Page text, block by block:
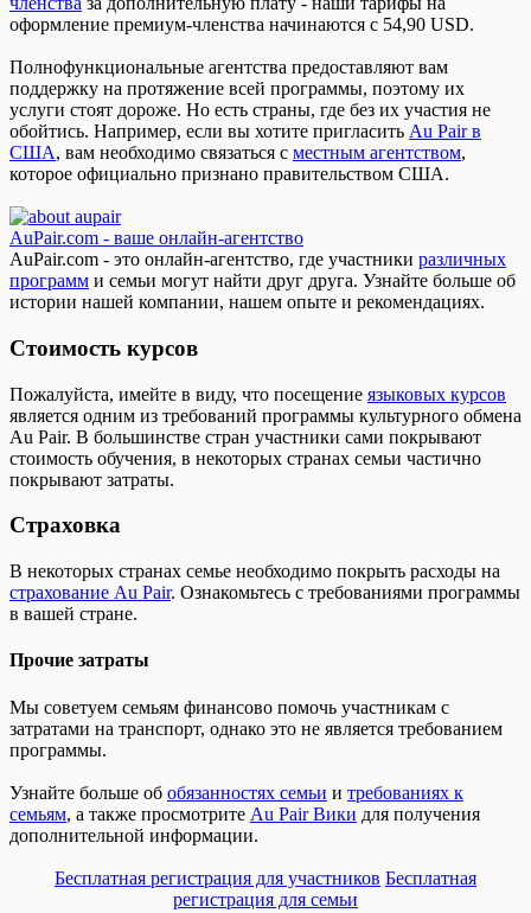
оформление премиум-членства начинаются с 54,90 USD.
Полнофункциональные агентства предоставляют вам
поддержку на протяжение всей программы, поэтому их
услуги стоят дороже. Но есть страны, где без их участия не
обойтись. Например, если вы хотите пригласить Au Pair в
США, вам необходимо связаться с местным агентством,
которое официально признано правительством США.
AuPair.com - ваше онлайн-агентство
AuPair.com - это онлайн-агентство, где участники различных
программ и семьи могут найти друг друга. Узнайте больше об
истории нашей компании, нашем опыте и рекомендациях.
Стоимость курсов
Пожалуйста, имейте в виду, что посещение языковых курсов
является одним из требований программы культурного обмена
Au Pair. В большинстве стран участники сами покрывают
стоимость обучения, в некоторых странах семьи частично
покрывают затраты.
Страховка
В некоторых странах семье необходимо покрыть расходы на
страхование Au Pair. Ознакомьтесь с требованиями программы
в вашей стране.
Прочие затраты
Мы советуем семьям финансово помочь участникам с
затратами на транспорт, однако это не является требованием
программы.
Узнайте больше об обязанностях семьи и требованиях к
семьям, а также просмотрите Au Pair Вики для получения
дополнительной информации.
Бесплатная регистрация для участников Бесплатная
регистрация для семьи